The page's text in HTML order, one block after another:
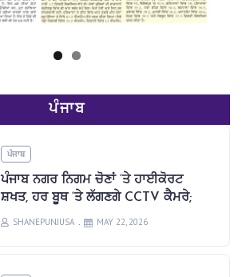
ਪੰਜਾਬ
ਪੰਜਾਬ
ਪੰਜਾਬ ਨਗਰ ਨਿਗਮ ਚੋਣਾਂ ‘ਤੇ ਹਾਈਕੋਰਟ
ਸ਼ਖਤ, ਹਰ ਬੂਥ ‘ਤੇ ਲੱਗਣਗੇ CCTV ਕੈਮਰੇ;
SHANEPUNJUSA MAY 22, 2026